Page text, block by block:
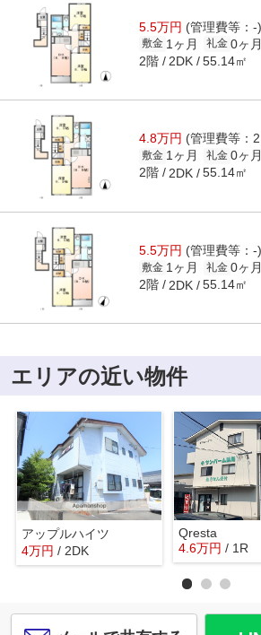
5.5万円 (管理費等：-)
敷金 1ヶ月 礼金 0ヶ月
2階 2DK 55.14㎡
4.8万円 (管理費等：
敷金 1ヶ月 礼金 0ヶ月
2階 2DK 55.14㎡
5.5万円 (管理費等：-)
敷金 1ヶ月 礼金 0ヶ月
2階 2DK 55.14㎡
エリアの近い物件
アップルハイツ
4万円 / 2DK
Qresta
4.6万円 / 1R